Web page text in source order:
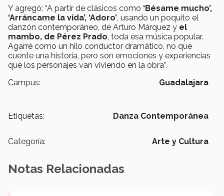
Y agregó: “A partir de clásicos como ‘Bésame mucho’,
‘Arráncame la vida’, ‘Adoro’ , usando un poquito el
danzón contemporáneo, de Arturo Márquez y el
mambo, de Pérez Prado , toda esa música popular.
Agarré como un hilo conductor dramático, no que
cuente una historia, pero son emociones y experiencias
que los personajes van viviendo en la obra”.
Campus:
Guadalajara
Etiquetas: Danza Contemporánea
Categoría: Arte y Cultura
Notas Relacionadas